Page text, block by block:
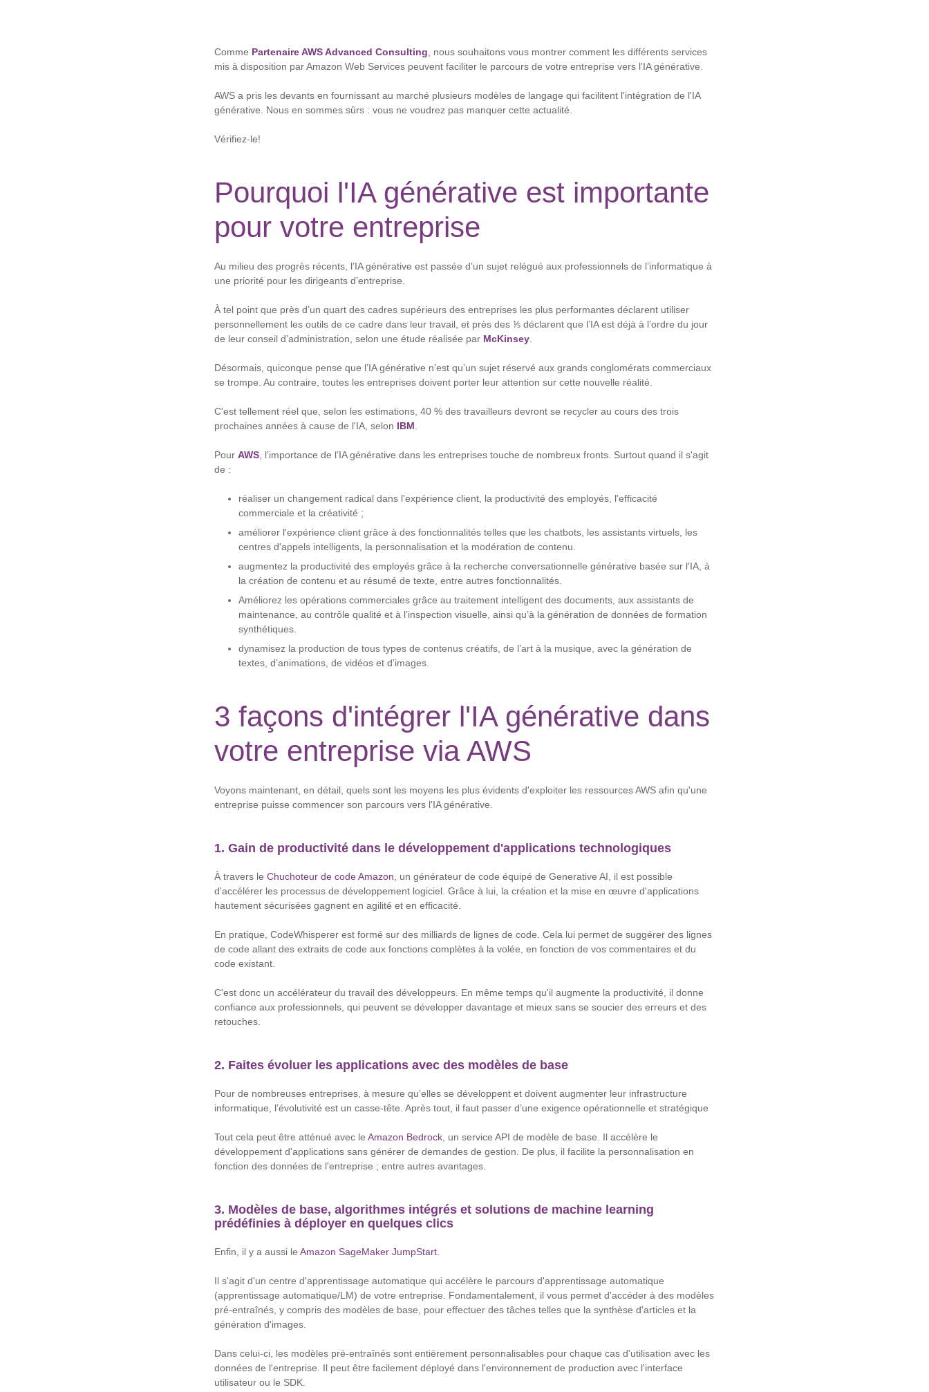
Comme Partenaire AWS Advanced Consulting , nous souhaitons vous montrer comment les différents services
mis à disposition par Amazon Web Services peuvent faciliter le parcours de votre entreprise vers l'IA générative.
AWS a pris les devants en fournissant au marché plusieurs modèles de langage qui facilitent l'intégration de l'IA
générative. Nous en sommes sûrs : vous ne voudrez pas manquer cette actualité.
Vérifiez-le!
Pourquoi l'IA générative est importante
pour votre entreprise
Au milieu des progrès récents, l’IA générative est passée d’un sujet relégué aux professionnels de l’informatique à
une priorité pour les dirigeants d’entreprise.
À tel point que près d’un quart des cadres supérieurs des entreprises les plus performantes déclarent utiliser
personnellement les outils de ce cadre dans leur travail, et près des ⅕ déclarent que l’IA est déjà à l’ordre du jour
de leur conseil d’administration, selon une étude réalisée par McKinsey
Désormais, quiconque pense que l’IA générative n’est qu’un sujet réservé aux grands conglomérats commerciaux
se trompe. Au contraire, toutes les entreprises doivent porter leur attention sur cette nouvelle réalité.
C'est tellement réel que, selon les estimations, 40 % des travailleurs devront se recycler au cours des trois
prochaines années à cause de l'IA, selon IBM
Pour AWS , l’importance de l’IA générative dans les entreprises touche de nombreux fronts. Surtout quand il s'agit
de :
réaliser un changement radical dans l'expérience client, la productivité des employés, l'efficacité
commerciale et la créativité ;
améliorer l'expérience client grâce à des fonctionnalités telles que les chatbots, les assistants virtuels, les
centres d'appels intelligents, la personnalisation et la modération de contenu.
augmentez la productivité des employés grâce à la recherche conversationnelle générative basée sur l'IA, à
la création de contenu et au résumé de texte, entre autres fonctionnalités.
Améliorez les opérations commerciales grâce au traitement intelligent des documents, aux assistants de
maintenance, au contrôle qualité et à l’inspection visuelle, ainsi qu’à la génération de données de formation
synthétiques.
dynamisez la production de tous types de contenus créatifs, de l’art à la musique, avec la génération de
textes, d’animations, de vidéos et d’images.
3 façons d'intégrer l'IA générative dans
votre entreprise via AWS
Voyons maintenant, en détail, quels sont les moyens les plus évidents d'exploiter les ressources AWS afin qu'une
entreprise puisse commencer son parcours vers l'IA générative.
1. Gain de productivité dans le développement d'applications technologiques
À travers le Chuchoteur de code Amazon , un générateur de code équipé de Generative AI, il est possible
d'accélérer les processus de développement logiciel. Grâce à lui, la création et la mise en œuvre d'applications
hautement sécurisées gagnent en agilité et en efficacité.
En pratique, CodeWhisperer est formé sur des milliards de lignes de code. Cela lui permet de suggérer des lignes
de code allant des extraits de code aux fonctions complètes à la volée, en fonction de vos commentaires et du
code existant.
C'est donc un accélérateur du travail des développeurs. En même temps qu'il augmente la productivité, il donne
confiance aux professionnels, qui peuvent se développer davantage et mieux sans se soucier des erreurs et des
retouches.
2. Faites évoluer les applications avec des modèles de base
Pour de nombreuses entreprises, à mesure qu’elles se développent et doivent augmenter leur infrastructure
informatique, l’évolutivité est un casse-tête. Après tout, il faut passer d’une exigence opérationnelle et stratégique
Tout cela peut être atténué avec le Amazon Bedrock , un service API de modèle de base. Il accélère le
développement d'applications sans générer de demandes de gestion. De plus, il facilite la personnalisation en
fonction des données de l'entreprise ; entre autres avantages.
3. Modèles de base, algorithmes intégrés et solutions de machine learning
prédéfinies à déployer en quelques clics
Enfin, il y a aussi le Amazon SageMaker JumpStart
Il s'agit d'un centre d'apprentissage automatique qui accélère le parcours d'apprentissage automatique
(apprentissage automatique/LM) de votre entreprise. Fondamentalement, il vous permet d'accéder à des modèles
pré-entraînés, y compris des modèles de base, pour effectuer des tâches telles que la synthèse d'articles et la
génération d'images.
Dans celui-ci, les modèles pré-entraînés sont entièrement personnalisables pour chaque cas d'utilisation avec les
données de l'entreprise. Il peut être facilement déployé dans l'environnement de production avec l'interface
utilisateur ou le SDK.